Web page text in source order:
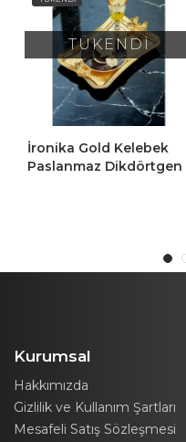
TÜKENDİ
İronika Gold Kelebek
Paslanmaz Dikdörtgen
Kurumsal
Hakkımızda
Gizlilik ve Kullanım Şartları
Mesafeli Satış Sözleşmesi